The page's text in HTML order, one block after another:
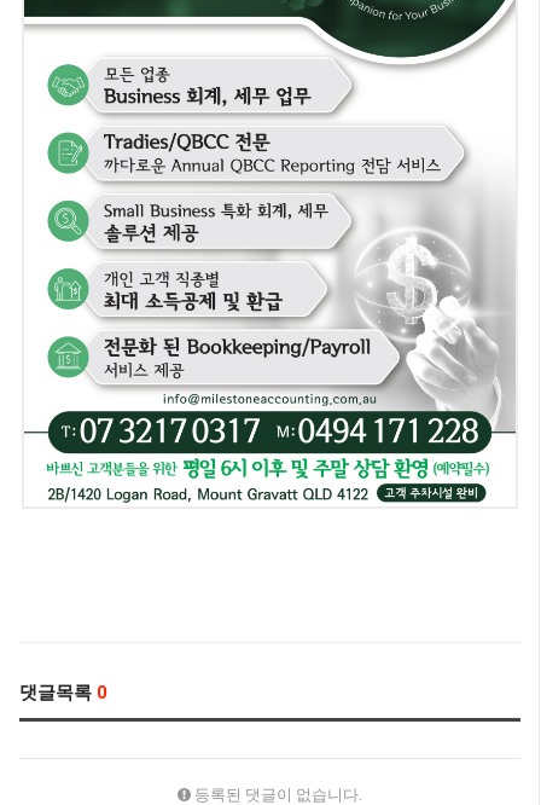
댓글목록 0
등록된 댓글이 없습니다.